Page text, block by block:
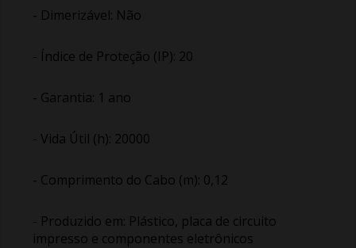
- Dimerizável: Não
- Índice de Proteção (IP): 20
- Garantia: 1 ano
- Vida Útil (h): 20000
- Comprimento do Cabo (m): 0,12
- Produzido em: Plástico, placa de circuito
impresso e componentes eletrônicos